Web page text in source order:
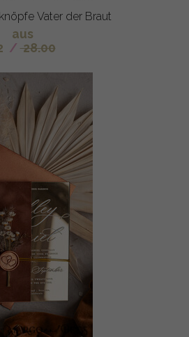
Vater der Braut
aus
/ 28.00